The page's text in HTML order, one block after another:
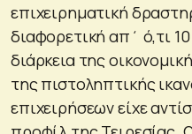
επιχειρηματική
διαφορετική απ΄ ό,τι
διάρκεια της
της πιστοληπτικής
επιχειρήσεων είχε